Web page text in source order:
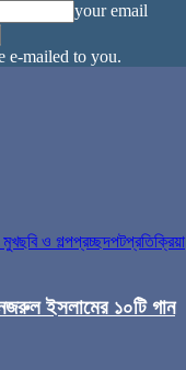
your email
e-mailed to you.
মুখছবি ও গল্পপ্রচ্ছদপটপ্রতিক্রিয়া
ইসলামের ১০টি গান